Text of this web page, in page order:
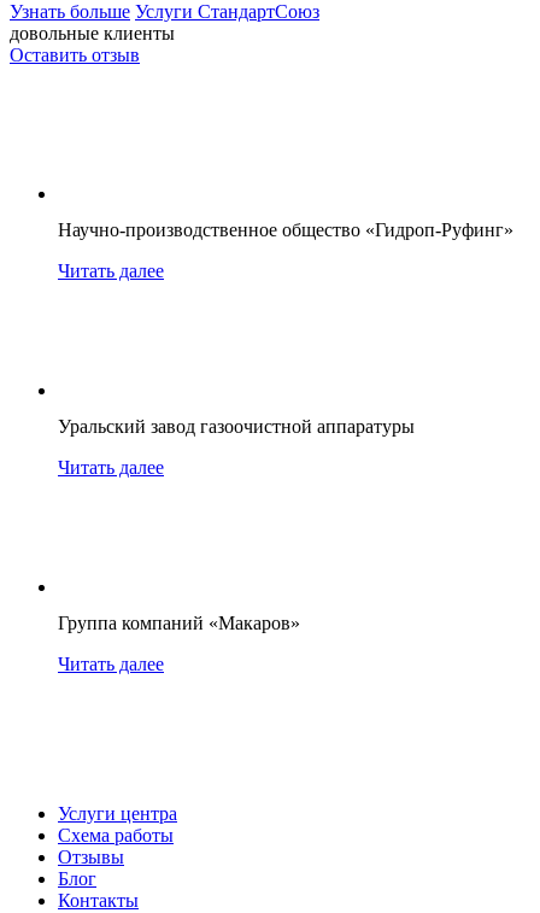
Узнать больше Услуги СтандартСоюз
довольные клиенты
Оставить отзыв
Научно-производственное общество «Гидроп-Руфинг»
Читать далее
Уральский завод газоочистной аппаратуры
Читать далее
Группа компаний «Макаров»
Читать далее
Услуги центра
Схема работы
Отзывы
Блог
Контакты